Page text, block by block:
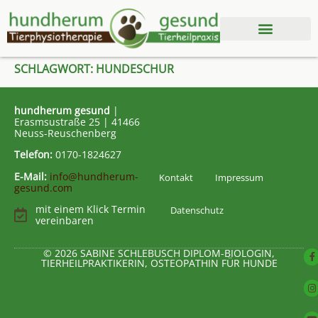
SCHLAGWORT: HUNDESCHUR
hundherum gesund |
Erasmsustraße 25 | 41466
Neuss-Reuschenberg
Telefon: 0170-1824627
E-Mail: info@hundherum-
gesund.com
mit einem Klick Termin
vereinbaren
Kontakt Impressum
Datenschutz
© 2026 SABINE SCHLEBUSCH DIPLOM-BIOLOGIN,
TIERHEILPRAKTIKERIN, OSTEOPATHIN FÜR HUNDE